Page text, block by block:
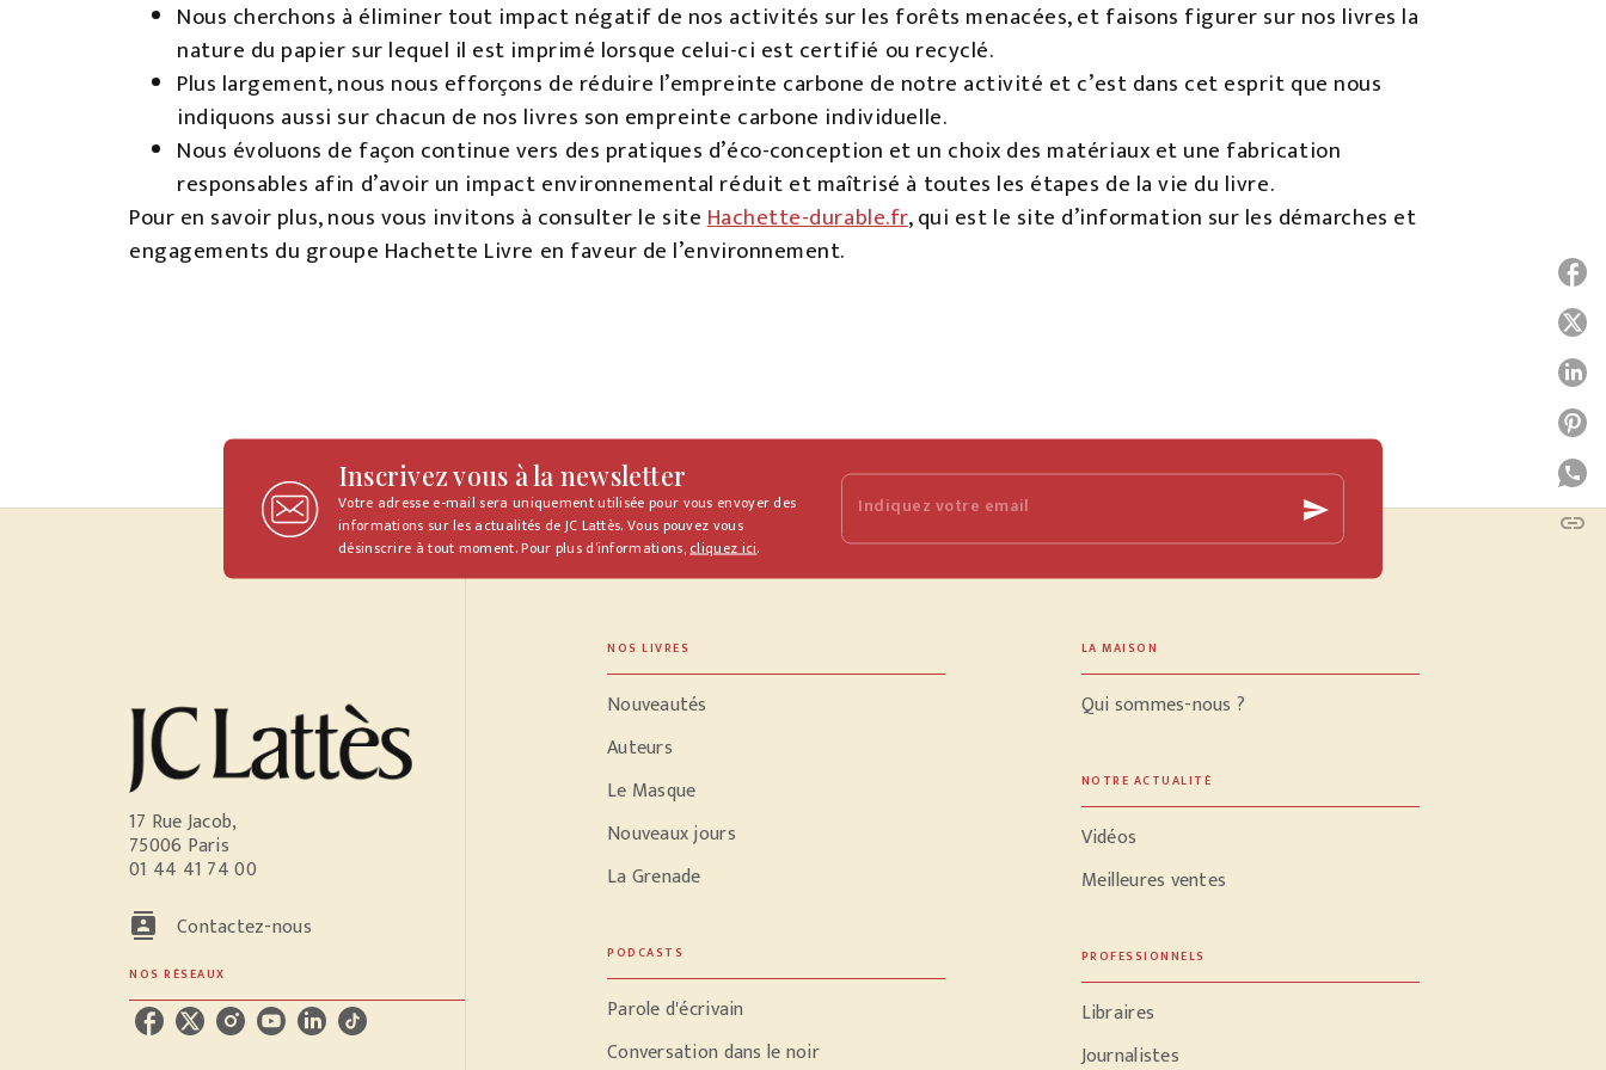
Nous cherchons à éliminer tout impact négatif de nos activités sur les forêts menacées, et faisons figurer sur nos livres la
nature du papier sur lequel il est imprimé lorsque celui-ci est certifié ou recyclé.
Plus largement, nous nous efforçons de réduire l’empreinte carbone de notre activité et c’est dans cet esprit que nous
indiquons aussi sur chacun de nos livres son empreinte carbone individuelle.
Nous évoluons de façon continue vers des pratiques d’éco-conception et un choix des matériaux et une fabrication
responsables afin d’avoir un impact environnemental réduit et maîtrisé à toutes les étapes de la vie du livre.
Pour en savoir plus, nous vous invitons à consulter le siteHachette-durable.fr, qui est le site d’information sur les démarches et
engagements du groupe Hachette Livre en faveur de l’environnement.
link
Inscrivez vous à la newsletter
Votre adresse e-mail sera uniquement utilisée pour vous envoyer des
informations sur les actualités de JC Lattès. Vous pouvez vous
désinscrire à tout moment. Pour plus d’informations,cliquez ici.
Indiquez votre email send
17 Rue Jacob,
75006 Paris
01 44 41 74 00
contacts Contactez-nous
NOS RÉSEAUX
NOS LIVRES
Nouveautés
Auteurs
Le Masque
Nouveaux jours
La Grenade
PODCASTS
Parole d'écrivain
Conversation dans le noir
LA MAISON
Qui sommes-nous ?
NOTRE ACTUALITÉ
Vidéos
Meilleures ventes
PROFESSIONNELS
Libraires
Journalistes